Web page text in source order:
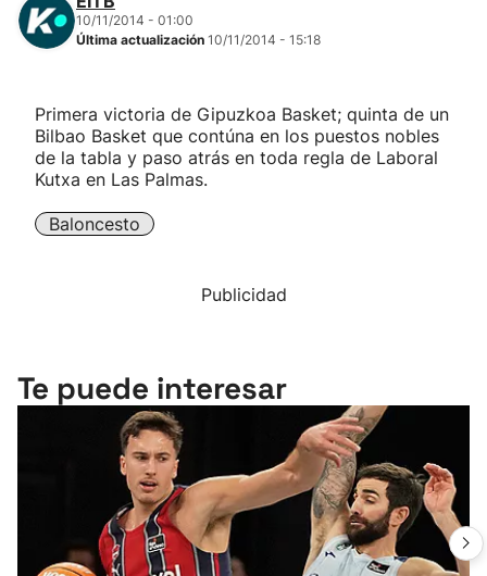
Balonmano
Atletismo
Carreras de montaña
10/11/2014 - 01:00
Última actualización 10/11/2014 - 15:18
Primera victoria de Gipuzkoa Basket; quinta de un
Bilbao Basket que contúna en los puestos nobles
de la tabla y paso atrás en toda regla de Laboral
Kutxa en Las Palmas.
Baloncesto
Publicidad
Te puede interesar